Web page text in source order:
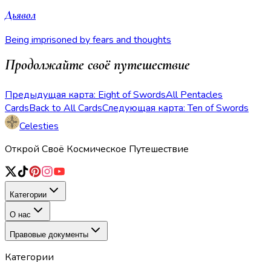
Дьявол
Being imprisoned by fears and thoughts
Продолжайте своё путешествие
Предыдущая карта: Eight of SwordsAll Pentacles
CardsBack to All CardsСледующая карта: Ten of Swords
Celesties
Открой Своё Космическое Путешествие
Категории
О нас
Правовые документы
Категории